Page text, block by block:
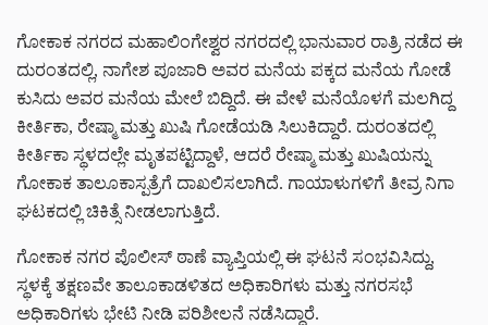
ಗೋಕಾಕ ನಗರದ ಮಹಾಲಿಂಗೇಶ್ವರ ನಗರದಲ್ಲಿ ಭಾನುವಾರ ರಾತ್ರಿ ನಡೆದ ಈ
ದುರಂತದಲ್ಲಿ, ನಾಗೇಶ ಪೂಜಾರಿ ಅವರ ಮನೆಯ ಪಕ್ಕದ ಮನೆಯ ಗೋಡೆ
ಕುಸಿದು ಅವರ ಮನೆಯ ಮೇಲೆ ಬಿದ್ದಿದೆ. ಈ ವೇಳೆ ಮನೆಯೊಳಗೆ ಮಲಗಿದ್ದ
ಕೀರ್ತಿಕಾ, ರೇಷ್ಮಾ ಮತ್ತು ಖುಷಿ ಗೋಡೆಯಡಿ ಸಿಲುಕಿದ್ದಾರೆ. ದುರಂತದಲ್ಲಿ
ಕೀರ್ತಿಕಾ ಸ್ಥಳದಲ್ಲೇ ಮೃತಪಟ್ಟಿದ್ದಾಳೆ, ಆದರೆ ರೇಷ್ಮಾ ಮತ್ತು ಖುಷಿಯನ್ನು
ಗೋಕಾಕ ತಾಲೂಕಾಸ್ಪತ್ರೆಗೆ ದಾಖಲಿಸಲಾಗಿದೆ. ಗಾಯಾಳುಗಳಿಗೆ ತೀವ್ರ ನಿಗಾ
ಘಟಕದಲ್ಲಿ ಚಿಕಿತ್ಸೆ ನೀಡಲಾಗುತ್ತಿದೆ.
ಗೋಕಾಕ ನಗರ ಪೊಲೀಸ್ ಠಾಣೆ ವ್ಯಾಪ್ತಿಯಲ್ಲಿ ಈ ಘಟನೆ ಸಂಭವಿಸಿದ್ದು,
ಸ್ಥಳಕ್ಕೆ ತಕ್ಷಣವೇ ತಾಲೂಕಾಡಳಿತದ ಅಧಿಕಾರಿಗಳು ಮತ್ತು ನಗರಸಭೆ
ಅಧಿಕಾರಿಗಳು ಭೇಟಿ ನೀಡಿ ಪರಿಶೀಲನೆ ನಡೆಸಿದ್ದಾರೆ.